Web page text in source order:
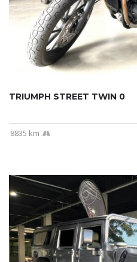
TRIUMPH STREET TWIN 0
8835 km